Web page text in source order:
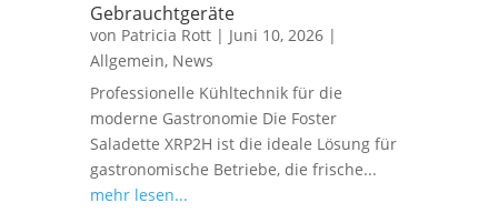
Gebrauchtgeräte
von Patricia Rott| Juni 10, 2026|
Allgemein, News
Professionelle Kühltechnik für die
moderne Gastronomie Die Foster
Saladette XRP2H ist die ideale Lösung für
gastronomische Betriebe, die frische...
mehr lesen...